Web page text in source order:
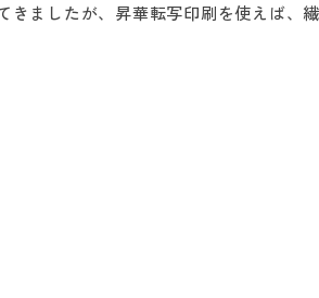
ましたが、昇華転写印刷を使えば、